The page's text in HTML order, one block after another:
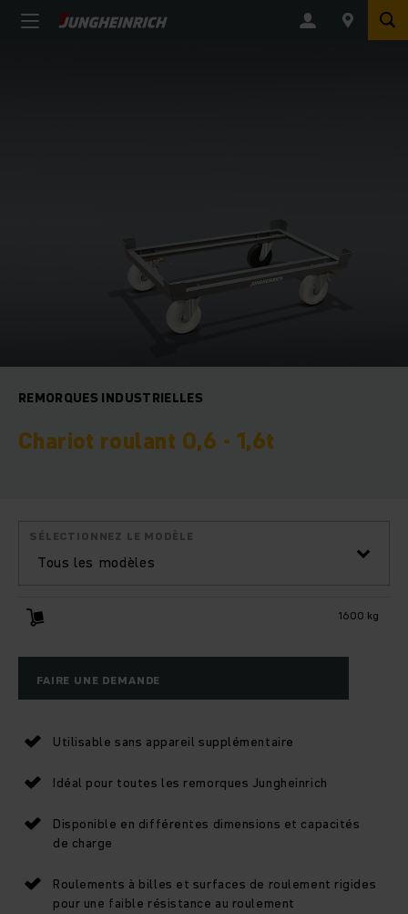
REMORQUES INDUSTRIELLES
Chariot roulant 0,6 - 1,6t
Tous les modèles
SÉLECTIONNEZ LE MODÈLE
1600 kg
FAIRE UNE DEMANDE
Utilisable sans appareil supplémentaire
Idéal pour toutes les remorques Jungheinrich
Disponible en différentes dimensions et capacités
de charge
Roulements à billes et surfaces de roulement rigides
pour une faible résistance au roulement